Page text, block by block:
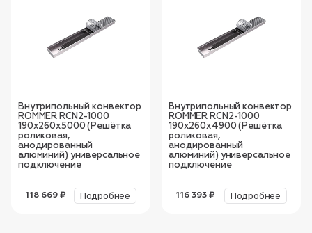
Внутрипольный конвектор
ROMMER RCN2-1000
190х260х5000 (Решётка
роликовая,
анодированный
алюминий) универсальное
подключение
118 669 ₽ Подробнее
Внутрипольный конвектор
ROMMER RCN2-1000
190х260х4900 (Решётка
роликовая,
анодированный
алюминий) универсальное
подключение
116 393 ₽ Подробнее